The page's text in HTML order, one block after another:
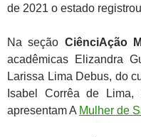
de 2021 o estado
Na seção CiênciAção
acadêmicas
Elizandra
Larissa Lima Debus, do
Isabel Corrêa de
apresentam A Mulher de